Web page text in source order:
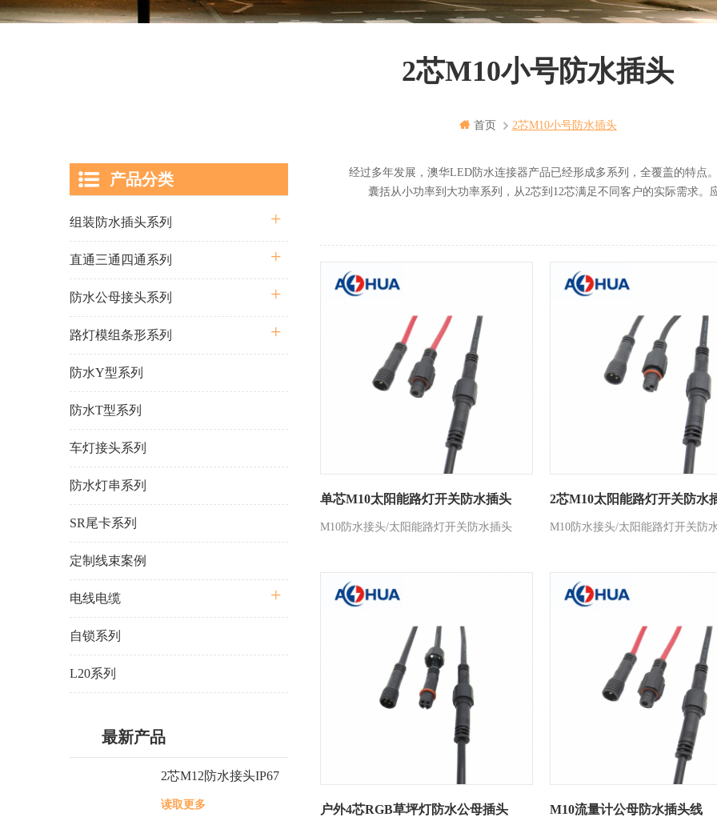
2芯M10小号防水插头
首页 2芯m10小号防水插头
经过多年发展，澳华LED防水连接器产品已经形成多系列，全覆盖的特点。
囊括从小功率到大功率系列，从2芯到12芯满足不同客户的实际需求。应
单芯M10太阳能路灯开关防水插头
M10防水接头/太阳能路灯开关防水插头
2芯M10太阳能路灯开关防水
M10防水接头/太阳能路灯开关防
户外4芯RGB草坪灯防水公母插头 M10流量计公母防水插头线
产品分类
组装防水插头系列
直通三通四通系列
防水公母接头系列
路灯模组条形系列
防水Y型系列
防水T型系列
车灯接头系列
防水灯串系列
SR尾卡系列
定制线束案例
电线电缆
自锁系列
L20系列
最新产品
2芯M12防水接头IP67
读取更多